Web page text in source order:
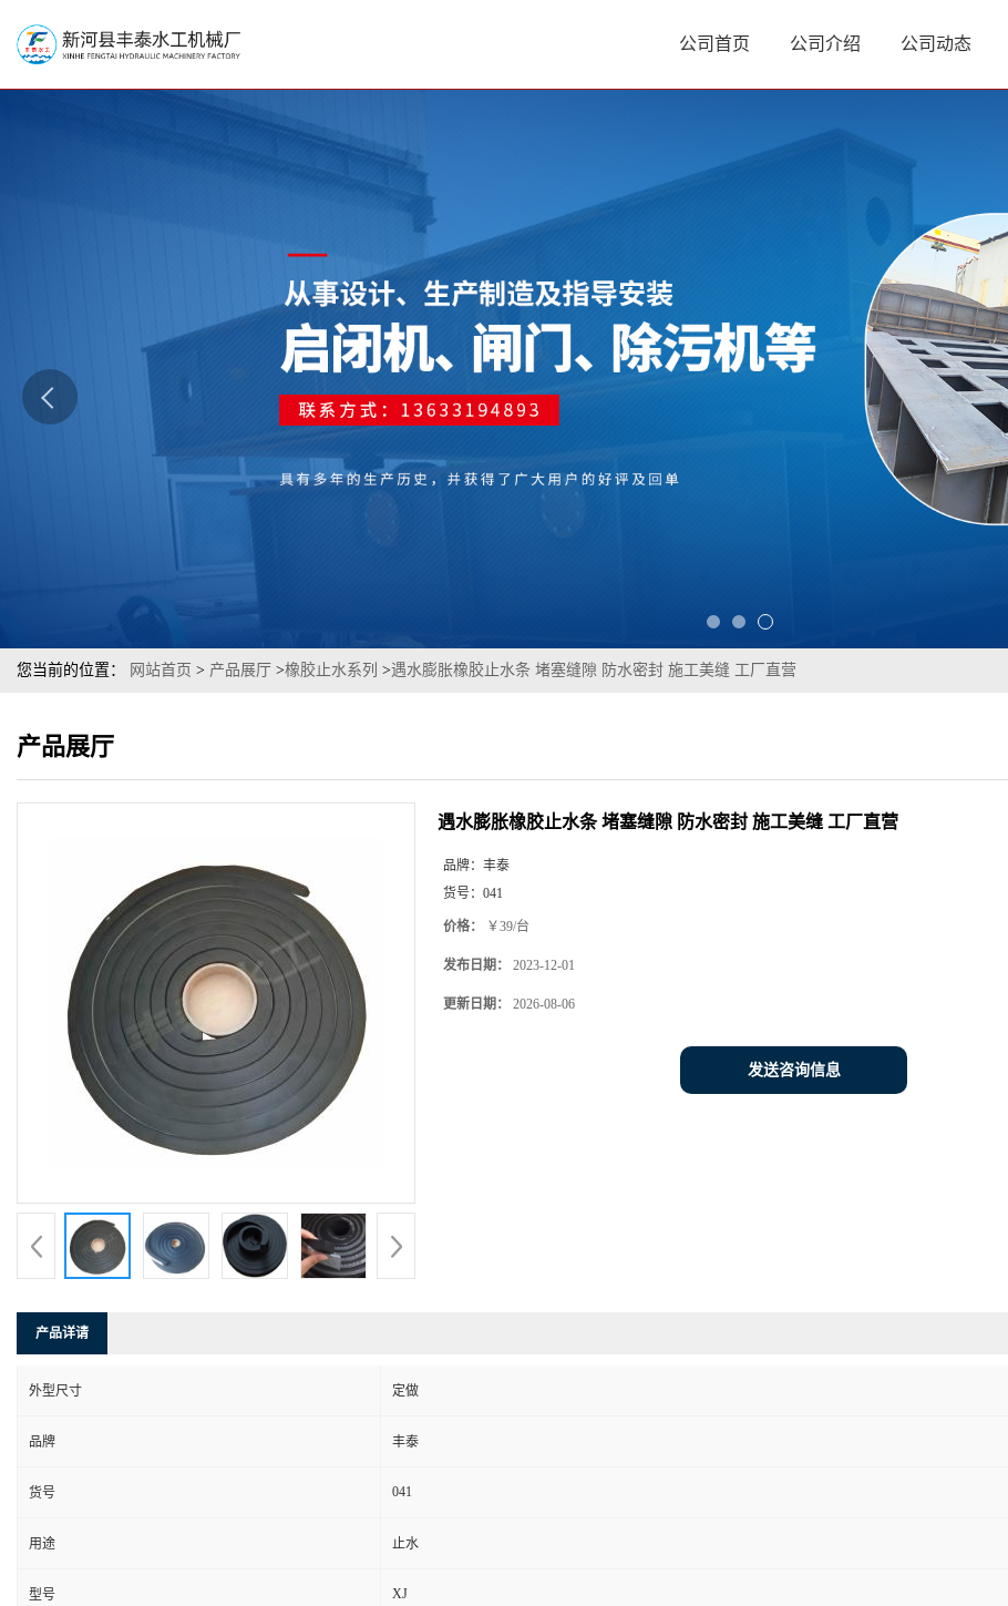
公司首页 公司介绍 公司动态
您当前的位置： 网站首页 > 产品展厅 >橡胶止水系列 >遇水膨胀橡胶止水条 堵塞缝隙 防水密封 施工美缝 工厂直营
产品展厅
遇水膨胀橡胶止水条 堵塞缝隙 防水密封 施工美缝 工厂直营
品牌： 丰泰
货号： 041
价格： ￥39/台
发布日期： 2023-12-01
更新日期： 2026-08-06
发送咨询信息
产品详请
外型尺寸 定做
品牌 丰泰
货号 041
用途 止水
型号 XJ